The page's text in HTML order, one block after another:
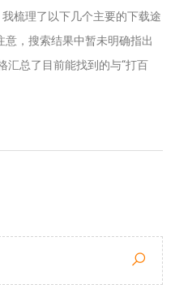
梳理了以下几个主要的下载途
，搜索结果中暂未明确指出
汇总了目前能找到的与“打百